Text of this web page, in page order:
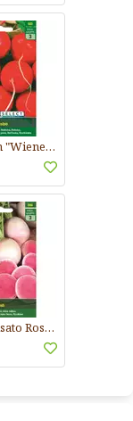
Radieschen "Wiener Rotes Treib®"
Rettich "Misato Rose Flesh"